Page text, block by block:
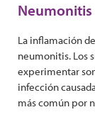
Neumonitis
La inflamación
neumonitis. Los
experimentar
infección
más común por